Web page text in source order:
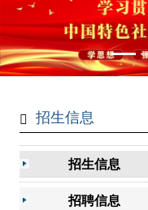
招生信息
招生信息
招聘信息